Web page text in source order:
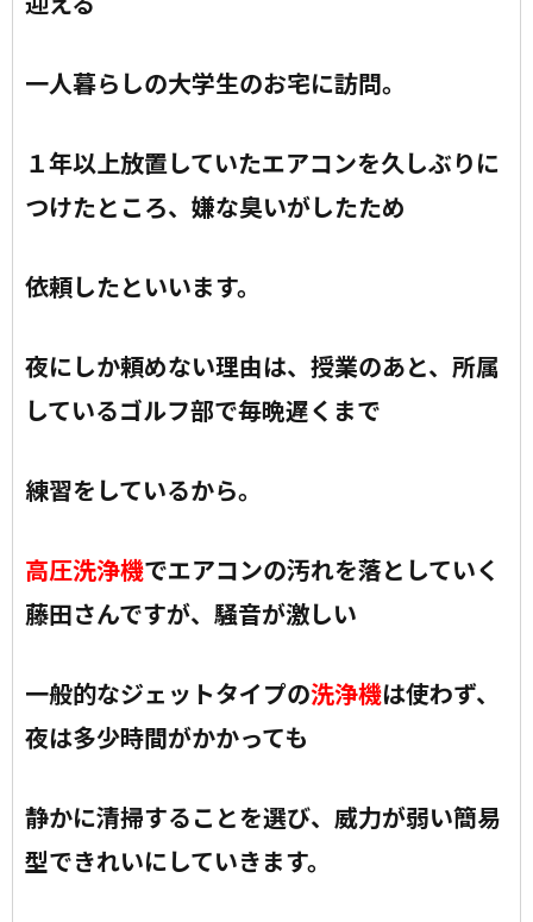
一人暮らしの大学生のお宅に訪問。
１年以上放置していたエアコンを久しぶりに
つけたところ、嫌な臭いがしたため
依頼したといいます。
夜にしか頼めない理由は、授業のあと、所属
しているゴルフ部で毎晩遅くまで
練習をしているから。
高圧洗浄機でエアコンの汚れを落としていく
藤田さんですが、 騒音が激しい
一般的なジェットタイプの洗浄機は使わず、
夜は多少時間がかかっても
静かに清掃することを選び、威力が弱い簡易
型できれいにしていきます。